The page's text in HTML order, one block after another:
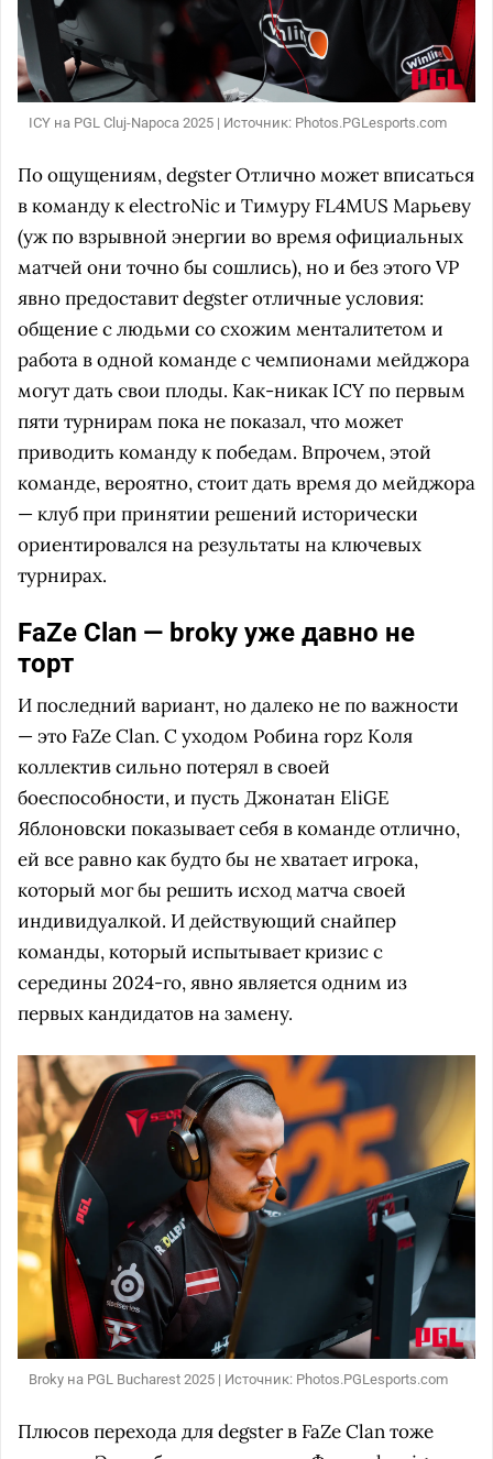
ICY на PGL Cluj-Napoca 2025 | Источник: Photos.PGLesports.com
По ощущениям, degster Отлично может вписаться
в команду к electroNic и Тимуру FL4MUS Марьеву
(уж по взрывной энергии во время официальных
матчей они точно бы сошлись), но и без этого VP
явно предоставит degster отличные условия:
общение с людьми со схожим менталитетом и
работа в одной команде с чемпионами мейджора
могут дать свои плоды. Как-никак ICY по первым
пяти турнирам пока не показал, что может
приводить команду к победам. Впрочем, этой
команде, вероятно, стоит дать время до мейджора
— клуб при принятии решений исторически
ориентировался на результаты на ключевых
турнирах.
FaZe Clan — broky уже давно не
торт
И последний вариант, но далеко не по важности
— это FaZe Clan. C уходом Робина ropz Коля
коллектив сильно потерял в своей
боеспособности, и пусть Джонатан EliGE
Яблоновски показывает себя в команде отлично,
ей все равно как будто бы не хватает игрока,
который мог бы решить исход матча своей
индивидуалкой. И действующий снайпер
команды, который испытывает кризис с
середины 2024-го, явно является одним из
первых кандидатов на замену.
Broky на PGL Bucharest 2025 | Источник: Photos.PGLesports.com
Плюсов перехода для degster в FaZe Clan тоже